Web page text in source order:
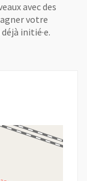
avec des
votre
initié·e.